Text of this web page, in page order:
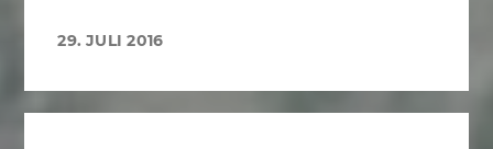
29. JULI 2016